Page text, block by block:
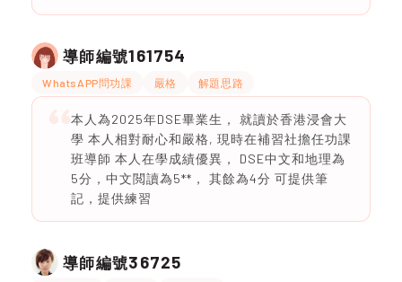
導師編號161754
WhatsAPP問功課 嚴格 解題思路
本人為2025年DSE畢業生， 就讀於香港浸會大
學 本人相對耐心和嚴格, 現時在補習社擔任功課
班導師 本人在學成績優異， DSE中文和地理為
5分，中文閲讀為5**， 其餘為4分 可提供筆
記，提供練習
導師編號36725